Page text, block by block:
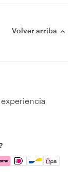
Volver arriba
Pay, Google